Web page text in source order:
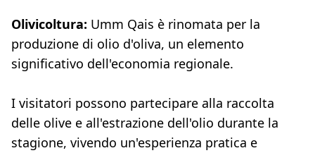
Olivicoltura: Umm Qais è rinomata per la
produzione di olio d'oliva, un elemento
significativo dell'economia regionale.
I visitatori possono partecipare alla raccolta
delle olive e all'estrazione dell'olio durante la
stagione, vivendo un'esperienza pratica e